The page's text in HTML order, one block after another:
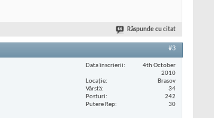
Răspunde cu citat
#3
Data înscrierii
4th October
2010
Locaţie
Brasov
Vârstă
34
Posturi
242
Putere Rep
30